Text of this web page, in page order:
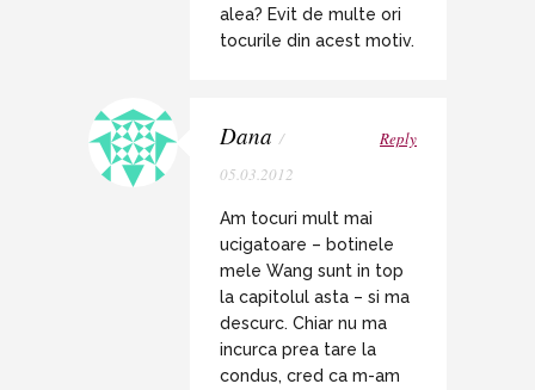
alea? Evit de multe ori
tocurile din acest motiv.
Dana /
05.03.2012
Reply
Am tocuri mult mai
ucigatoare – botinele
mele Wang sunt in top
la capitolul asta – si ma
descurc. Chiar nu ma
incurca prea tare la
condus, cred ca m-am